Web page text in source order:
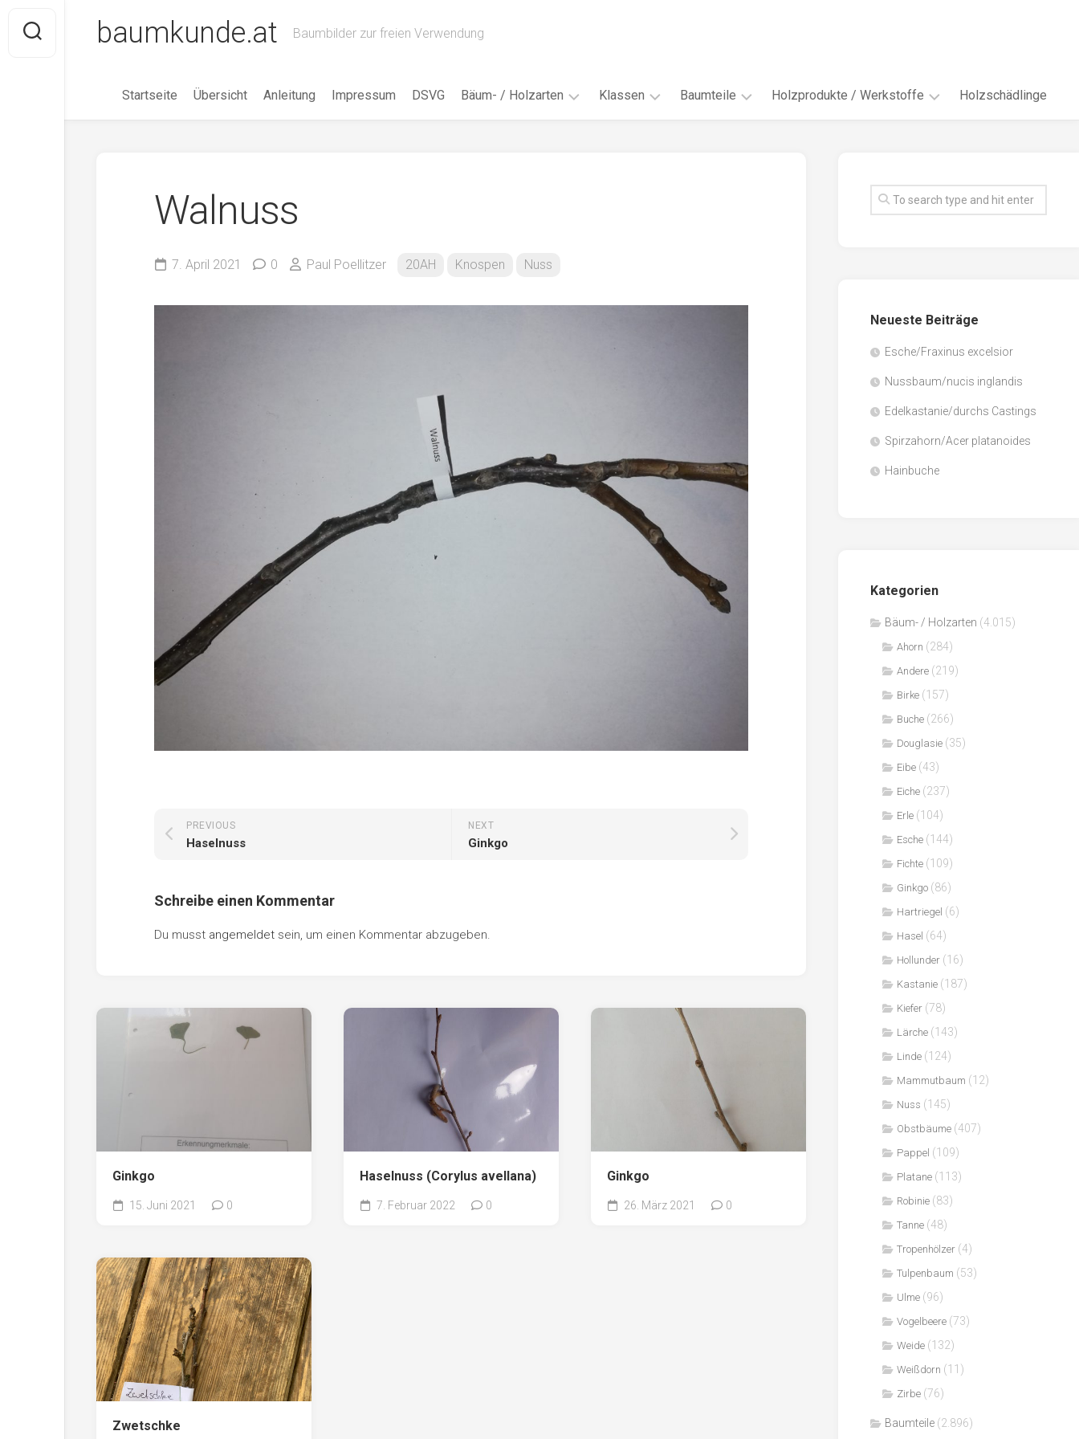
content
baumkunde.at Baumbilder zur freien Verwendung
Startseite Übersicht Anleitung Impressum DSVG Bäum- / Holzarten
Eibe
Hartriegel
Tulpenbaum
Weißdorn
Klassen
18AH
20AH
20BH
Admin
Baumteile Holzprodukte / Werkstoffe
Faserwerkstoffe
Sägenebenprodukte
Holzschädlinge
Walnuss
7. April 2021 0 Paul Poellitzer 20AH Knospen Nuss
NEXT
Ginkgo
PREVIOUS
Haselnuss
Schreibe einen Kommentar
Du musst angemeldet sein, um einen Kommentar abzugeben.
Ginkgo
15. Juni 2021 0
Haselnuss (Corylus avellana)
7. Februar 2022 0
Ginkgo
26. März 2021 0
Zwetschke
Neueste Beiträge
Esche/Fraxinus excelsior
Nussbaum/nucis inglandis
Edelkastanie/durchs Castings
Spirzahorn/Acer platanoides
Hainbuche
Kategorien
Bäum- / Holzarten (4.015)
Ahorn (284)
Andere (219)
Birke (157)
Buche (266)
Douglasie (35)
Eibe (43)
Eiche (237)
Erle (104)
Esche (144)
Fichte (109)
Ginkgo (86)
Hartriegel (6)
Hasel (64)
Hollunder (16)
Kastanie (187)
Kiefer (78)
Lärche (143)
Linde (124)
Mammutbaum (12)
Nuss (145)
Obstbäume (407)
Pappel (109)
Platane (113)
Robinie (83)
Tanne (48)
Tropenhölzer (4)
Tulpenbaum (53)
Ulme (96)
Vogelbeere (73)
Weide (132)
Weißdorn (11)
Zirbe (76)
Baumteile (2.896)